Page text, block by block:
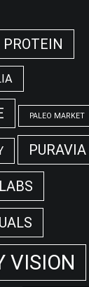
PALEO MARKET
PURAVIA
VISION